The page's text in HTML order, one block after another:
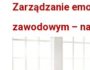
Zarządzanie
zawodowym –